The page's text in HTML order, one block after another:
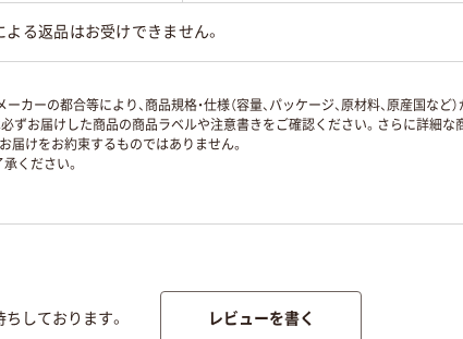
よる返品はお受けできません。
ーの都合等により、商品規格・仕様（容量、パッケージ、原材料、原産国な
お届けした商品の商品ラベルや注意書きをご確認ください。さらに詳細な
届けをお約束するものではありません。
ください。
しております。 レビューを書く